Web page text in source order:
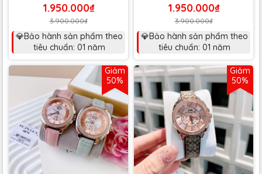
1.950.000₫
3.900.000₫
💎Bảo hành sản phẩm theo
tiêu chuẩn: 01 năm
1.950.000₫
3.900.000₫
💎Bảo hành sản phẩm theo
tiêu chuẩn: 01 năm
Giảm
50%
Giảm
50%